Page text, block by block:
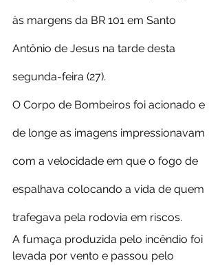
às margens da BR 101 em Santo
Antônio de Jesus na tarde desta
segunda-feira (27).
O Corpo de Bombeiros foi acionado e
de longe as imagens impressionavam
com a velocidade em que o fogo de
espalhava colocando a vida de quem
trafegava pela rodovia em riscos.
A fumaça produzida pelo incêndio foi
levada por vento e passou pelo